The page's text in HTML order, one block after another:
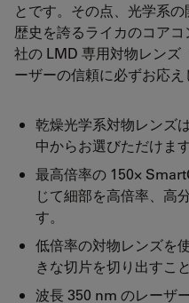
とです。その点、光学系
歴史を誇るライカのコア
社の LMD 専用対物レンズ
ーザーの信頼に必ずお応え
乾燥光学系対物レンズ
中からお選びただけます
最高倍率の 150×
じて細部を高倍率、高
す。
低倍率の対物レンズを
きな切片を切り出すこ
波長 350 nm のレーザ